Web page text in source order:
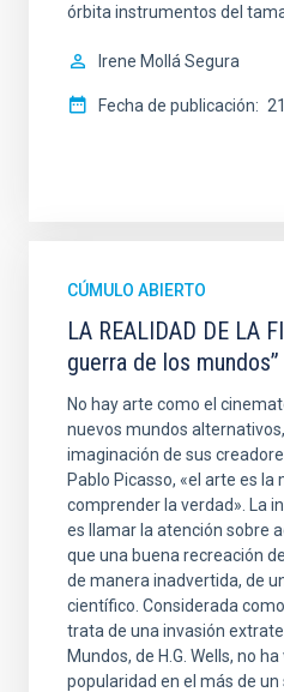
órbita instrumentos del
Irene Mollá Segura
Fecha de publicación
CÚMULO ABIERTO
LA REALIDAD DE LA
guerra de los mundos”
No hay arte como el
nuevos mundos
imaginación de sus
Pablo Picasso, «el arte es
comprender la verdad». La
es llamar la atención sobre
que una buena recreación
de manera inadvertida, de
científico. Considerada
trata de una invasión
Mundos, de H.G. Wells, no
popularidad en el más de un